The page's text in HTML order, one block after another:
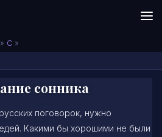
» С »
сонника
поговорок, нужно
Какими бы хорошими не были